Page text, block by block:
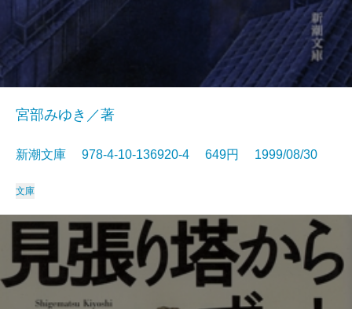
宮部みゆき／著
新潮文庫 978-4-10-136920-4 649円 1999/08/30
文庫